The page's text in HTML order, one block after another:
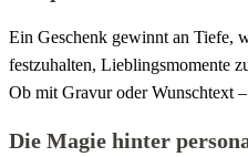
Ein Geschenk gewinnt an Tiefe,
festzuhalten, Lieblingsmomente
Ob mit Gravur oder Wunschtext
Die Magie hinter